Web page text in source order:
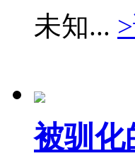
未知...
被驯化